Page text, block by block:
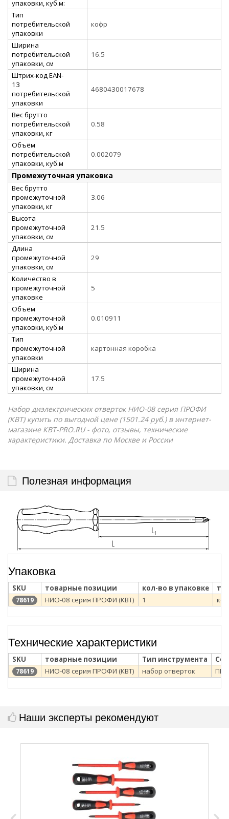
упаковки, куб.м:
Тип
потребительской
упаковки
кофр
Ширина
потребительской
упаковки, см
16.5
Штрих-код EAN-
13
потребительской
упаковки
4680430017678
Вес брутто
потребительской
упаковки, кг
0.58
Объём
потребительской
упаковки, куб.м
0.002079
Промежуточная упаковка
Вес брутто
промежуточной
упаковки, кг
3.06
Высота
промежуточной
упаковки, см
21.5
Длина
промежуточной
упаковки, см
29
Количество в
промежуточной
упаковке
5
Объём
промежуточной
упаковки, куб.м
0.010911
Тип
промежуточной
упаковки
картонная коробка
Ширина
промежуточной
упаковки, см
17.5
Набор диэлектрических отверток НИО-08 серия ПРОФИ
(КВТ) купить по выгодной цене (1501.24 руб.) в интернет-
магазине КВТ-PRO.RU - фото, отзывы, технические
характеристики. Доставка по Москве и России
Полезная информация
Упаковка
SKU товарные позиции кол-во в упаковке
78619 НИО-08 серия ПРОФИ (КВТ) 1
Технические характеристики
SKU товарные позиции Тип инструмента
78619 НИО-08 серия ПРОФИ (КВТ) набор отверток
Наши эксперты рекомендуют